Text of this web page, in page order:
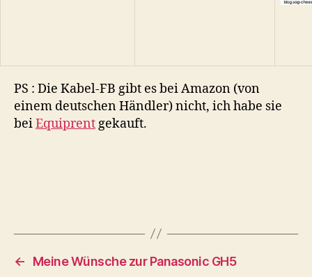
PS : Die Kabel-FB gibt es bei Amazon (von
einem deutschen Händler) nicht, ich habe sie
beiEquiprent gekauft.
←
Meine Wünsche zur Panasonic GH5